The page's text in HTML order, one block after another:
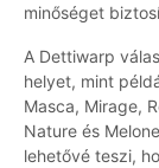
minőséget
A Dettiwarp
helyet, mint
Masca, Mirage,
Nature és
lehetővé teszi,